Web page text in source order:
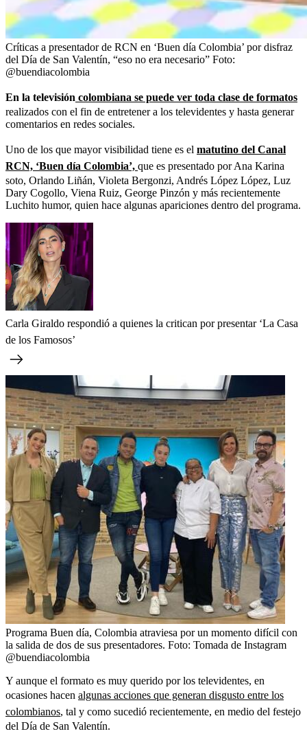
Críticas a presentador de RCN en ‘Buen día Colombia’ por disfraz
del Día de San Valentín, “eso no era necesario” Foto:
@buendiacolombia
En la televisión colombiana se puede ver toda clase de formatos
realizados con el fin de entretener a los televidentes y hasta generar
comentarios en redes sociales.
Uno de los que mayor visibilidad tiene es el matutino del Canal
RCN, ‘Buen día Colombia’, que es presentado por Ana Karina
soto, Orlando Liñán, Violeta Bergonzi, Andrés López López, Luz
Dary Cogollo, Viena Ruiz, George Pinzón y más recientemente
Luchito humor, quien hace algunas apariciones dentro del programa.
Carla Giraldo respondió a quienes la critican por presentar ‘La Casa
de los Famosos’
Programa Buen día, Colombia atraviesa por un momento difícil con
la salida de dos de sus presentadores. Foto: Tomada de Instagram
@buendiacolombia
Y aunque el formato es muy querido por los televidentes, en
ocasiones hacen algunas acciones que generan disgusto entre los
colombianos, tal y como sucedió recientemente, en medio del festejo
del Día de San Valentín.